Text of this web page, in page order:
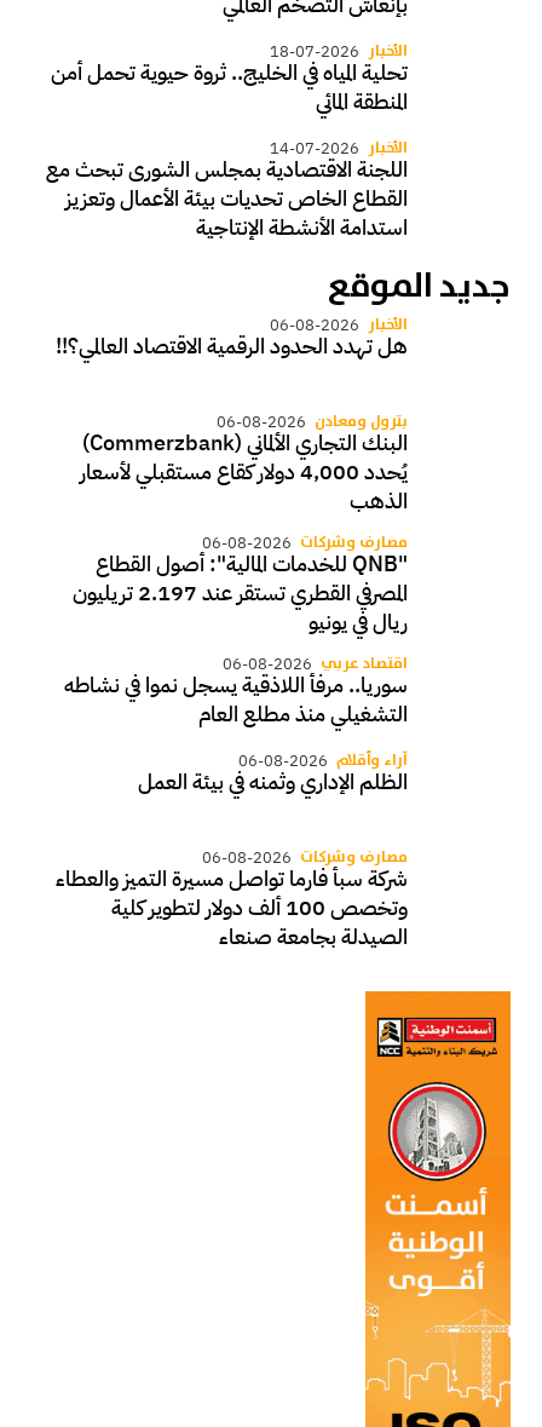
الأخبار 18-07-2026
تحلية المياه في الخليج.. ثروة حيوية تحمل أمن
المنطقة المائي
الأخبار 14-07-2026
اللجنة الاقتصادية بمجلس الشورى تبحث مع
القطاع الخاص تحديات بيئة الأعمال وتعزيز
استدامة الأنشطة الإنتاجية
جديد الموقع
الأخبار 06-08-2026
هل تهدد الحدود الرقمية الاقتصاد العالمي؟!!
بترول ومعادن 06-08-2026
البنك التجاري الألماني (Commerzbank)
يُحدد 4,000 دولار كقاع مستقبلي لأسعار
الذهب
مصارف وشركات 06-08-2026
"QNB للخدمات المالية": أصول القطاع
المصرفي القطري تستقر عند 2.197 تريليون
ريال في يونيو
اقتصاد عربي 06-08-2026
سوريا.. مرفأ اللاذقية يسجل نموا في نشاطه
التشغيلي منذ مطلع العام
آراء وأقلام 06-08-2026
الظلم الإداري وثمنه في بيئة العمل
مصارف وشركات 06-08-2026
شركة سبأ فارما تواصل مسيرة التميز والعطاء
وتخصص 100 ألف دولار لتطوير كلية
الصيدلة بجامعة صنعاء